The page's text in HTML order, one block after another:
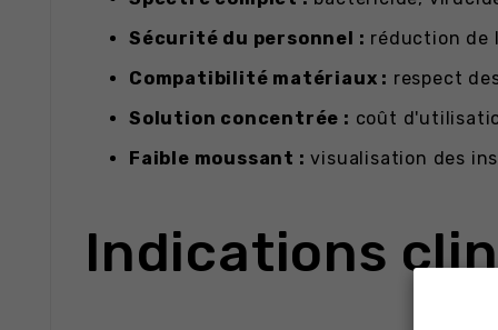
Sécurité du personnel : réduction de
Compatibilité matériaux : respect
Solution concentrée : coût
Faible moussant : visualisation des
Indications